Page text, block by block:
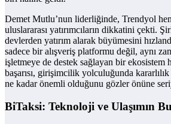
Demet Mutlu’nun liderliğinde, Trendyol
uluslararası yatırımcıların dikkatini çekti.
devlerden yatırım alarak büyümesini
sadece bir alışveriş platformu değil, aynı
işletmeye de destek sağlayan bir ekosistem
başarısı, girişimcilik yolculuğunda
ne kadar önemli olduğunu gözler önüne
BiTaksi: Teknoloji ve Ulaşımın